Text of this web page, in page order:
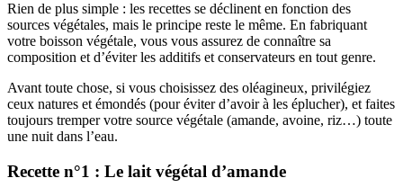
Rien de plus simple : les recettes se déclinent en fonction des
sources végétales, mais le principe reste le même. En fabriquant
votre boisson végétale, vous vous assurez de connaître sa
composition et d’éviter les additifs et conservateurs en tout genre.
Avant toute chose, si vous choisissez des oléagineux, privilégiez
ceux natures et émondés (pour éviter d’avoir à les éplucher), et faites
toujours tremper votre source végétale (amande, avoine, riz…) toute
une nuit dans l’eau.
Recette n°1 : Le lait végétal d’amande